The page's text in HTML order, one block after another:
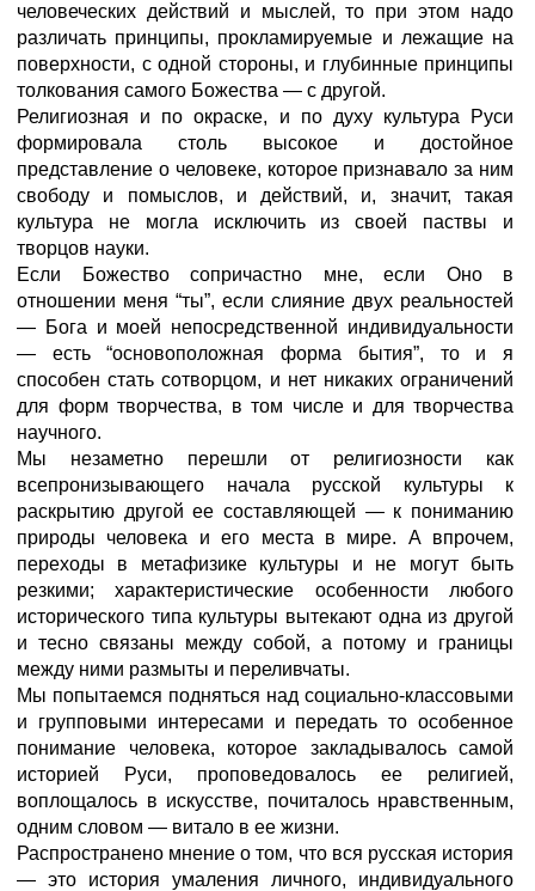
человеческих действий и мыслей, то при этом надо
различать принципы, прокламируемые и лежащие на
поверхности, с одной стороны, и глубинные принципы
толкования самого Божества — с другой.
Религиозная и по окраске, и по духу культура Руси
формиро­вала столь высокое и достойное
представление о человеке, которое признавало за ним
свободу и помыслов, и действий, и, значит, такая
культура не могла исключить из своей паствы и
творцов науки.
Если Божество сопричастно мне, если Оно в
отношении меня “ты”, если слияние двух реальностей
— Бога и моей непосредст­венной индивидуальности
— есть “основоположная форма бытия”, то и я
способен стать сотворцом, и нет никаких ограничений
для форм творчества, в том числе и для творчества
научного.
Мы незаметно перешли от религиозности как
всепронизывающего начала русской культуры к
раскрытию другой ее составляю­щей — к пониманию
природы человека и его места в мире. А впрочем,
переходы в метафизике культуры и не могут быть
резкими; характеристические особенности любого
исторического типа культуры вытекают одна из другой
и тесно связаны между собой, а потому и границы
между ними размыты и переливчаты.
Мы попытаемся подняться над социально-классовыми
и группо­выми интересами и передать то особенное
понимание человека, которое закладывалось самой
историей Руси, проповедовалось ее религией,
воплощалось в искусстве, почиталось нравственным,
одним словом — витало в ее жизни.
Распространено мнение о том, что вся русская история
— это история умаления личного, индивидуального